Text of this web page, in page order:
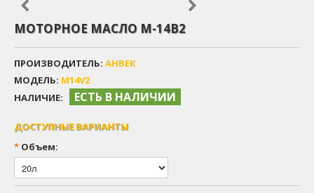
МОТОРНОЕ МАСЛО М-14В2
ПРОИЗВОДИТЕЛЬ: АНВЕК
МОДЕЛЬ: M14V2
НАЛИЧИЕ:
ЕСТЬ В НАЛИЧИИ
ДОСТУПНЫЕ ВАРИАНТЫ
* Объем: